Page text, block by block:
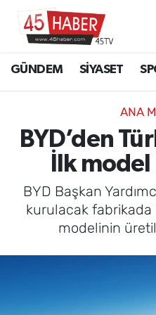
GÜNDEM SİYASET
ANA
BYD’den
İlk
BYD Başkan
kurulacak fabrikada
modelinin
SİYASET
EKONOMİ
3.SAYFA
EĞİTİM
Manisa Hava
Manisa Namaz
Manisa Trafik
Süper Lig Puan
Tüm Manşetler